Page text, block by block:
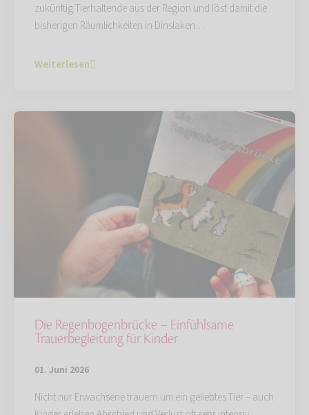
zukünftig Tierhaltende aus der Region und löst damit die
bisherigen Räumlichkeiten in Dinslaken…
Weiterlesen
Die Regenbogenbrücke – Einfühlsame
Trauerbegleitung für Kinder
01. Juni 2026
Nicht nur Erwachsene trauern um ein geliebtes Tier – auch